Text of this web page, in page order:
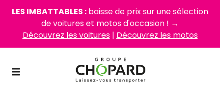
LES IMBATTABLES : baisse de prix sur une sélection
de voitures et motos d'occasion ! →
Découvrez les voitures| Découvrez les motos